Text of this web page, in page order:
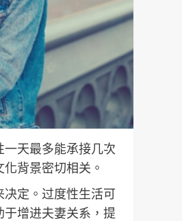
天最多能承接几次
背景密切相关。
定。过度性生活可
增进夫妻关系，提